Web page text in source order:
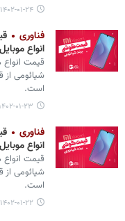
۱۴۰۲-۰۱-۲۴ ۱۳:۰۰
فناوری
انواع موبایل
قیمت
شیائومی از
است.
۱۴۰۲-۰۱-۲۳ ۱۱:۰۹
فناوری
انواع موبایل
قیمت
شیائومی از
است.
۱۴۰۲-۰۱-۲۲ ۱۲:۱۸